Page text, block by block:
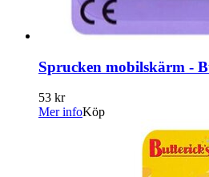
Sprucken mobilskärm -
53 kr
Mer infoKöp